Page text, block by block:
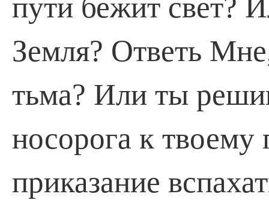
Земля? Ответь
тьма? Или ты
носорога к
приказание